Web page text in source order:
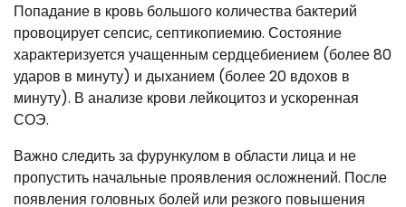
Попадание в кровь большого количества бактерий
провоцирует сепсис, септикопиемию. Состояние
характеризуется учащенным сердцебиением (более 80
ударов в минуту) и дыханием (более 20 вдохов в
минуту). В анализе крови лейкоцитоз и ускоренная
СОЭ.
Важно следить за фурункулом в области лица и не
пропустить начальные проявления осложнений. После
появления головных болей или резкого повышения